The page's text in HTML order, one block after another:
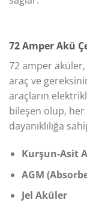
72 Amper Akü
72 amper aküler,
araç ve
araçların
bileşen olup,
dayanıklılığa
Kurşun-Asit
AGM
Jel Aküler